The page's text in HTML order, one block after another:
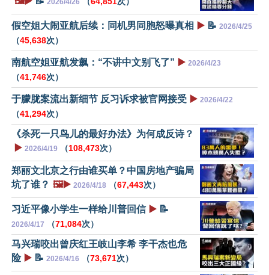
2026/4/26
假空姐大闹亚航后续：同机男同胞怒曝真相 ▶️ 📝 2026/4/25
（45,638次）
南航空姐亚航发飙：“不讲中文别飞了” ▶️ 2026/4/23
（41,746次）
于朦胧案流出新细节 反习诉求被官网接受 ▶️ 2026/4/22
（41,294次）
《杀死一只鸟儿的最好办法》为何成反诗？
▶️ 2026/4/19 （108,473次）
郑丽文北京之行由谁买单？中国房地产骗局
坑了谁？ 🖼️▶️ 2026/4/18 （67,443次）
习近平像小学生一样给川普回信 ▶️ 📝
2026/4/17 （71,084次）
马兴瑞咬出曾庆红王岐山李希 李干杰也危
险 ▶️ 📝 2026/4/16 （73,671次）